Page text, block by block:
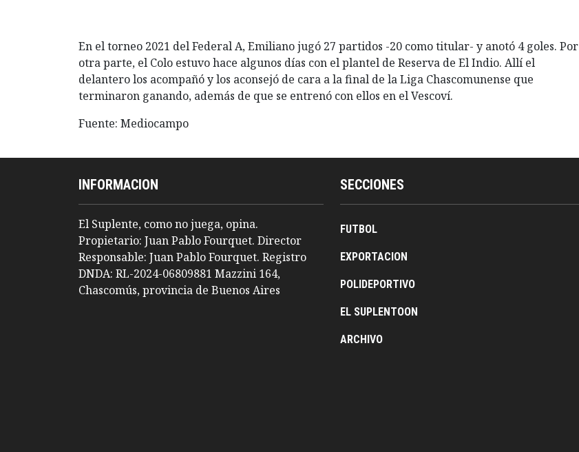
En el torneo 2021 del Federal A, Emiliano jugó 27 partidos -20 como titular- y anotó 4 goles. Por
otra parte, el Colo estuvo hace algunos días con el plantel de Reserva de El Indio. Allí el
delantero los acompañó y los aconsejó de cara a la final de la Liga Chascomunense que
terminaron ganando, además de que se entrenó con ellos en el Vescoví.
Fuente: Mediocampo
INFORMACION
El Suplente, como no juega, opina.
Propietario: Juan Pablo Fourquet. Director
Responsable: Juan Pablo Fourquet. Registro
DNDA: RL-2024-06809881 Mazzini 164,
Chascomús, provincia de Buenos Aires
SECCIONES
FUTBOL
EXPORTACION
POLIDEPORTIVO
EL SUPLENTOON
ARCHIVO